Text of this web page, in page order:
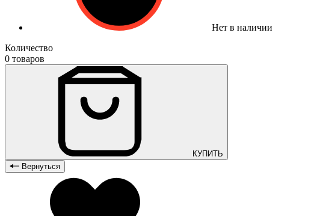
Нет в наличии
Количество
0 товаров
КУПИТЬ
Вернуться